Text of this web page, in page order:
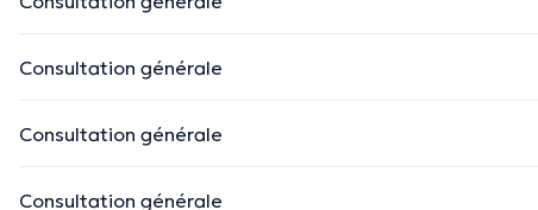
Consultation générale
Consultation générale
Consultation générale